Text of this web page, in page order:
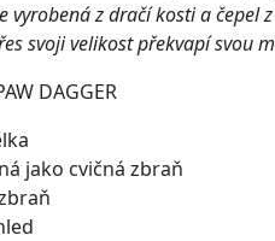
vyrobená z dračí kosti a čepel
svoji velikost překvapí svou
DAGGER
jako cvičná zbraň